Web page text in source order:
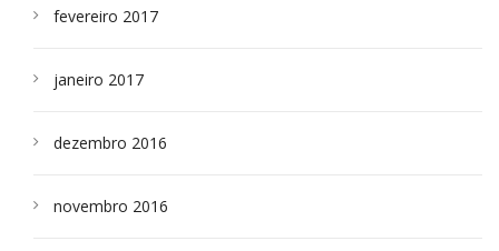
fevereiro 2017
janeiro 2017
dezembro 2016
novembro 2016